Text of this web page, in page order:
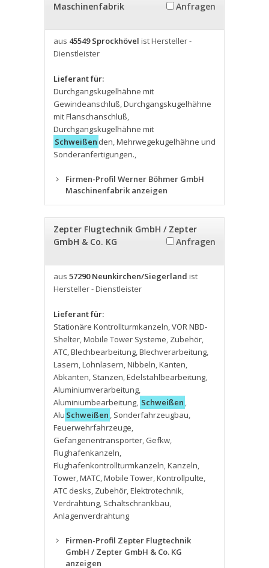
Maschinenfabrik
Anfragen
aus 45549 Sprockhövel ist Hersteller -
Dienstleister
Lieferant für:
Durchgangskugelhähne mit
Gewindeanschluß,Durchgangskugelhähne
mit Flanschanschluß,
Durchgangskugelhähne mit
Schweißen den,Mehrwegekugelhähne und
Sonderanfertigungen.,
Firmen-Profil Werner Böhmer GmbH
Maschinenfabrik anzeigen
Zepter Flugtechnik GmbH / Zepter
GmbH & Co. KG
Anfragen
aus 57290 Neunkirchen/Siegerland ist
Hersteller - Dienstleister
Lieferant für:
Stationäre Kontrollturmkanzeln,VOR NBD-
Shelter,Mobile Tower Systeme, Zubehör,
ATC,Blechbearbeitung,Blechverarbeitung,
Lasern,Lohnlasern,Nibbeln,Kanten,
Abkanten, Stanzen,Edelstahlbearbeitung,
Aluminiumverarbeitung,
Aluminiumbearbeitung, Schweißen ,
Alu Schweißen , Sonderfahrzeugbau,
Feuerwehrfahrzeuge,
Gefangenentransporter, Gefkw,
Flughafenkanzeln,
Flughafenkontrollturmkanzeln,Kanzeln,
Tower,MATC,Mobile Tower,Kontrollpulte,
ATC desks, Zubehör,Elektrotechnik,
Verdrahtung, Schaltschrankbau,
Anlagenverdrahtung
Firmen-Profil Zepter Flugtechnik
GmbH / Zepter GmbH & Co. KG
anzeigen